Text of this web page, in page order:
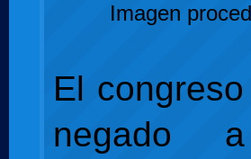
Imagen
El
negado